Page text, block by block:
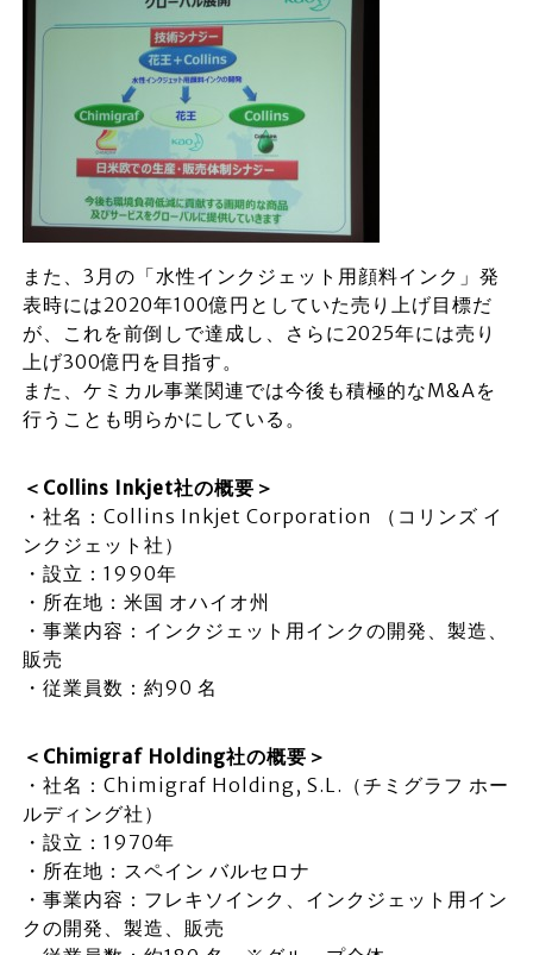
また、3月の「水性インクジェット用顔料インク」発
表時には2020年100億円としていた売り上げ目標だ
が、これを前倒しで達成し、さらに2025年には売り
上げ300億円を目指す。
また、ケミカル事業関連では今後も積極的なM&Aを
行うことも明らかにしている。
＜Collins Inkjet社の概要＞
・社名：Collins Inkjet Corporation （コリンズ イ
ンクジェット社）
・設立：1990年
・所在地：米国 オハイオ州
・事業内容：インクジェット用インクの開発、製造、
販売
・従業員数：約90 名
＜Chimigraf Holding社の概要＞
・社名：Chimigraf Holding, S.L.（チミグラフ ホー
ルディング社）
・設立：1970年
・所在地：スペイン バルセロナ
・事業内容：フレキソインク、インクジェット用イン
クの開発、製造、販売